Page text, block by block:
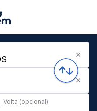
Volta (opcional)